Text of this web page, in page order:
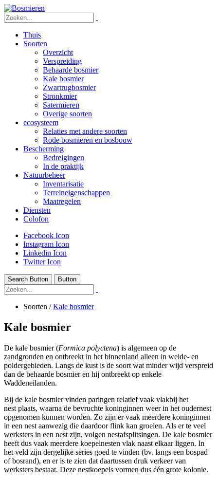
Thuis
Soorten
Overzicht
Verspreiding
Behaarde bosmier
Kale bosmier
Zwartrugbosmier
Stronkmier
Satermieren
Overige soorten
ecosysteem
Relaties met andere soorten
Rode bosmieren en bosbouw
Bescherming
Bedreigingen
In de praktijk
Natuurbeheer
Inventarisatie
Terreineigenschappen
Maatregelen
Diensten
Colofon
Facebook Icon
Instagram Icon
Linkedin Icon
Twitter Icon
Search Button Button
Soorten /Kale bosmier
Kale bosmier
De kale bosmier (Formica polyctena) is algemeen op de
zandgronden en ontbreekt in het binnenland alleen in weide- en
poldergebieden. Langs de kust is de soort wat minder wijd verspreid
dan de behaarde bosmier en hij ontbreekt op enkele
Waddeneilanden.
Bij de kale bosmier vinden paringen relatief vaak vlakbij het
nest plaats, waarna de bevruchte koninginnen weer in het oudernest
opgenomen kunnen worden. Zo zijn er vaak meerdere koninginnen
in een nest aanwezig die daardoor flink kan groeien. Als er te veel
werksters in een nest zijn, volgen nestafsplitsingen. De kale bosmier
heeft dus vaak meerdere koepelnesten vlak naast elkaar liggen. In
het veld zijn dergelijke series goed te vinden (bv. langs een bospad
of bosrand), en er is te zien dat daartussen druk verkeer van
werksters bestaat. Deze nestkoepels vormen dus één grote kolonie.